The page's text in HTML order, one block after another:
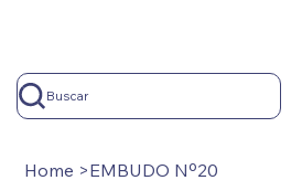
Buscar
Home >EMBUDO Nº20